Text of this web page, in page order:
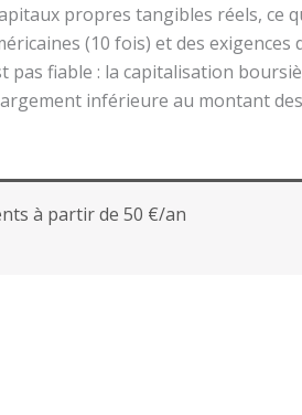
propres tangibles réels, ce
(10 fois) et des exigences
pas fiable : la capitalisation
inférieure au montant
à partir de 50 €/an